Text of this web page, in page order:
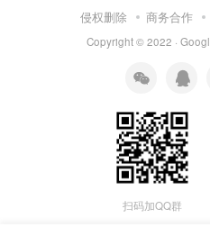
侵权删除 商务合作
Copyright © 2022 ·
扫码加QQ群